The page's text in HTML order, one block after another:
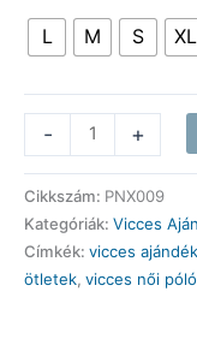
L M S XL
-
Pólók
-
Egy
Anya
szeretete
végtelen
+
Cikkszám: PNX009
Kategóriák: Vicces
Címkék: vicces ajándék
ötletek, vicces női póló